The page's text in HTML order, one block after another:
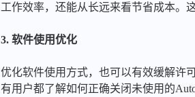
工作效率，还能从长远来看节省成本。
3. 软件使用优化
优化软件使用方式，也可以有效缓解许
有用户都了解如何正确关闭未使用的